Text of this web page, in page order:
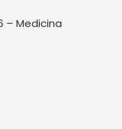
– Medicina